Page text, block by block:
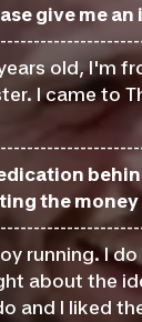
give me
old, I'm
I came to
the
running. I
about the
and I liked